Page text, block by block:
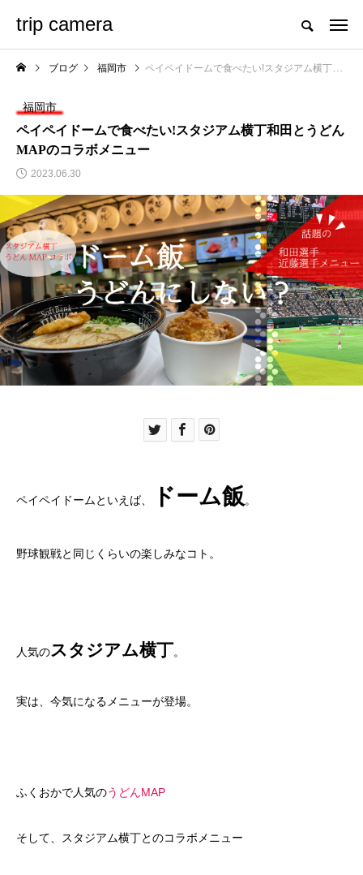
trip camera
ブログ 福岡市 ペイペイドームで食べたい!スタジアム横丁和田とうどんMAPのコラボメニュー
福岡市
ペイペイドームで食べたい!スタジアム横丁和田とうどん
MAPのコラボメニュー
2023.06.30
ペイペイドームといえば、 ドーム飯 。
野球観戦と同じくらいの楽しみなコト。
人気のスタジアム横丁。
実は、今気になるメニューが登場。
ふくおかで人気のうどんMAP
そして、スタジアム横丁とのコラボメニュー